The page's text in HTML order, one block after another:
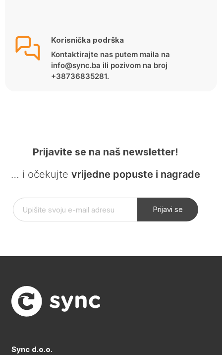
Korisnička podrška
Kontaktirajte nas putem maila na
info@sync.ba ili pozivom na broj
+38736835281.
Prijavite se na naš newsletter!
… i očekujte vrijedne popuste i nagrade
Prijavi se
Sync d.o.o.